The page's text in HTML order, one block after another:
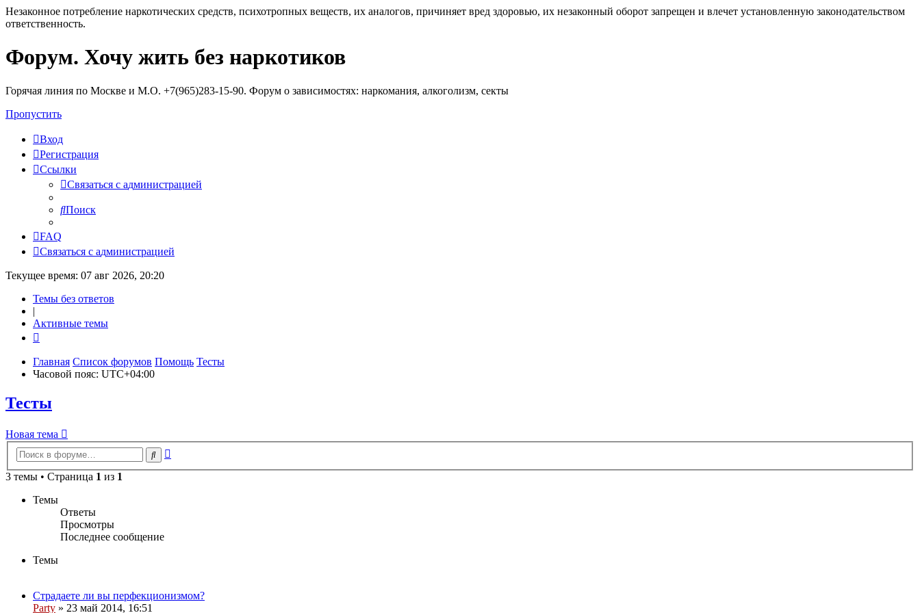
Незаконное потребление наркотических средств, психотропных веществ, их аналогов, причиняет вред здоровью, их незаконный оборот запрещен и влечет установленную законодательством
ответственность.
Регистрация
Форум. Хочу жить без наркотиков
Горячая линия по Москве и М.О. +7(965)283-15-90. Форум о зависимостях: наркомания, алкоголизм, секты
Пропустить
Вход
Регистрация
Ссылки
Связаться с администрацией
Поиск
FAQ
Связаться с администрацией
Текущее время: 07 авг 2026, 20:20
Темы без ответов
|
Активные темы
Главная Список форумов Помощь Тесты
Часовой пояс: UTC+04:00
Тесты
Новая
тема
Новая тема
Поиск
3 темы • Страница 1 из 1
Темы
Ответы
Просмотры
Последнее сообщение
Темы
Страдаете ли вы перфекционизмом?
Party » 23 май 2014, 16:51